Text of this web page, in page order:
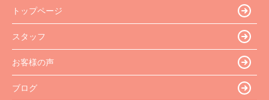
トップページ
スタッフ
お客様の声
ブログ